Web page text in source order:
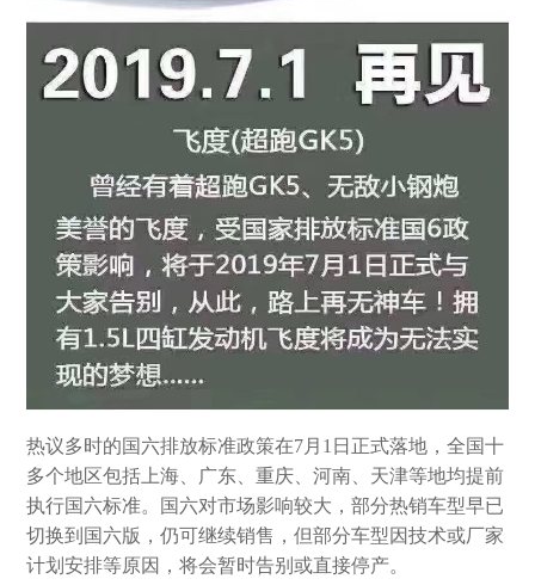
热议多时的国六排放标准政策在7月1日正式落地，全国十
多个地区包括上海、广东、重庆、河南、天津等地均提前
执行国六标准。国六对市场影响较大，部分热销车型早已
切换到国六版，仍可继续销售，但部分车型因技术或厂家
计划安排等原因，将会暂时告别或直接停产。